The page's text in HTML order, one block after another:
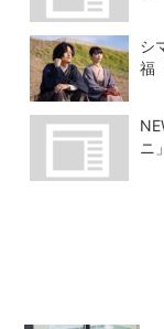
シ
福
ニ